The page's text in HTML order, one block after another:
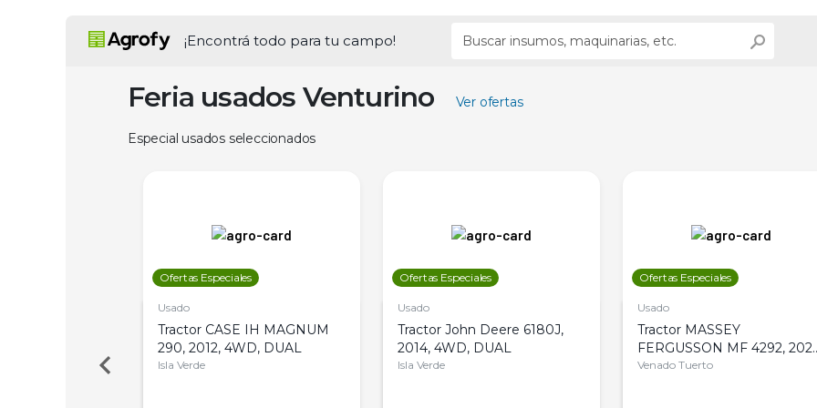
¡Encontrá todo para tu campo!
Feria usados Venturino Ver ofertas
Especial usados seleccionados
Ofertas Especiales
Usado
Tractor CASE IH MAGNUM
290, 2012, 4WD, DUAL
Isla Verde
Ofertas Especiales
Usado
Tractor John Deere 6180J,
2014, 4WD, DUAL
Isla Verde
Ofertas Especiales
Usado
Tractor MASSEY
FERGUSSON MF 4292,
4WD, PATON
Venado Tuerto